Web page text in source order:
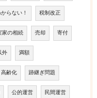
らない！ 税制改正
家の相続 売却 寄付
外 満額
高齢化 跡継ぎ問題
公的運営 民間運営